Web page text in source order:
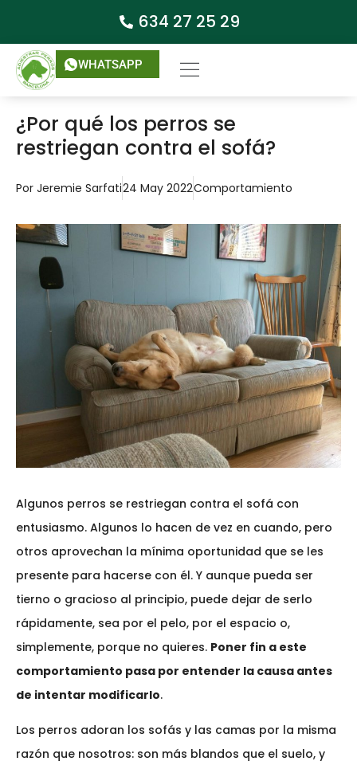
634 27 25 29
WHATSAPP
¿Por qué los perros se
restriegan contra el sofá?
Por Jeremie Sarfati24 May 2022Comportamiento
Algunos perros se restriegan contra el sofá con
entusiasmo. Algunos lo hacen de vez en cuando, pero
otros aprovechan la mínima oportunidad que se les
presente para hacerse con él. Y aunque pueda ser
tierno o gracioso al principio, puede dejar de serlo
rápidamente, sea por el pelo, por el espacio o,
simplemente, porque no quieres. Poner fin a este
comportamiento pasa por entender la causa antes
de intentar modificarlo.
Los perros adoran los sofás y las camas por la misma
razón que nosotros: son más blandos que el suelo, y